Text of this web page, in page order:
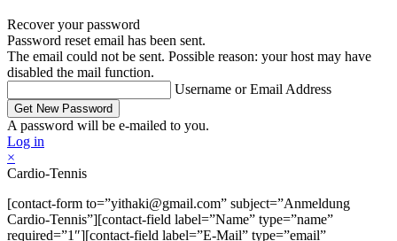
Recover your password
Password reset email has been sent.
The email could not be sent. Possible reason: your host may have
disabled the mail function.
Username or Email Address
A password will be e-mailed to you.
Log in
×
Cardio-Tennis
[contact-form to=”yithaki@gmail.com” subject=”Anmeldung
Cardio-Tennis”][contact-field label=”Name” type=”name”
required=”1″][contact-field label=”E-Mail” type=”email”